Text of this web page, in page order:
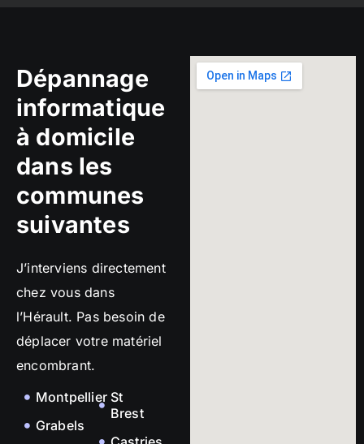
Dépannage
informatique
à domicile
dans les
communes
suivantes
J’interviens directement
chez vous dans
l’Hérault. Pas besoin de
déplacer votre matériel
encombrant.
Montpellier
Grabels
St
Brest